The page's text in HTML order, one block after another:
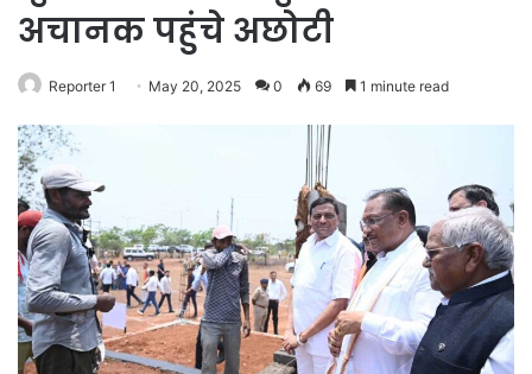
अचानक पहुंचे अछोटी
Reporter 1 May 20, 2025 0 69 1 minute read